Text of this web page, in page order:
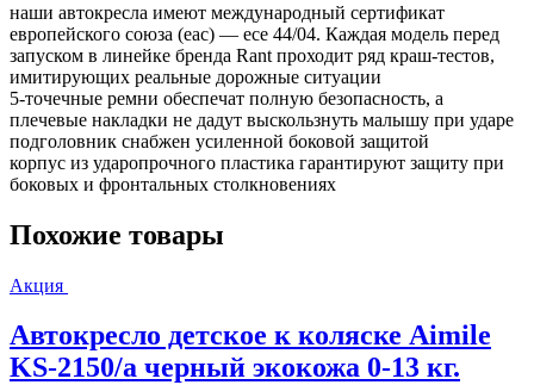
наши автокресла имеют международный сертификат
европейского союза (eac) — ece 44/04. Каждая модель перед
запуском в линейке бренда Rant проходит ряд краш-тестов,
имитирующих реальные дорожные ситуации
5-точечные ремни обеспечат полную безопасность, а
плечевые накладки не дадут выскользнуть малышу при ударе
подголовник снабжен усиленной боковой защитой
корпус из ударопрочного пластика гарантируют защиту при
боковых и фронтальных столкновениях
Похожие товары
Акция
Автокресло детское к коляске Aimile
KS-2150/a черный экокожа 0-13 кг.